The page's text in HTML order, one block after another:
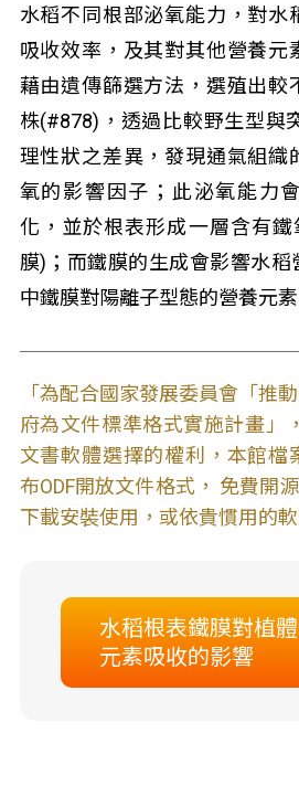
水稻不同根部泌氧能力，對水
吸收效率，及其對其他營養元
藉由遺傳篩選方法，選殖出較
株(#878)，透過比較野生型與
理性狀之差異，發現通氣組織
氧的影響因子；此泌氧能力
化，並於根表形成一層含有
膜)；而鐵膜的生成會影響水
中鐵膜對陽離子型態的營養元
「為配合國家發展委員會「推
府為文件標準格式實施計畫」
文書軟體選擇的權利，本館檔
布ODF開放文件格式， 免費開
下載安裝使用，或依貴慣用的軟
水稻根表鐵膜對植
元素吸收的影響